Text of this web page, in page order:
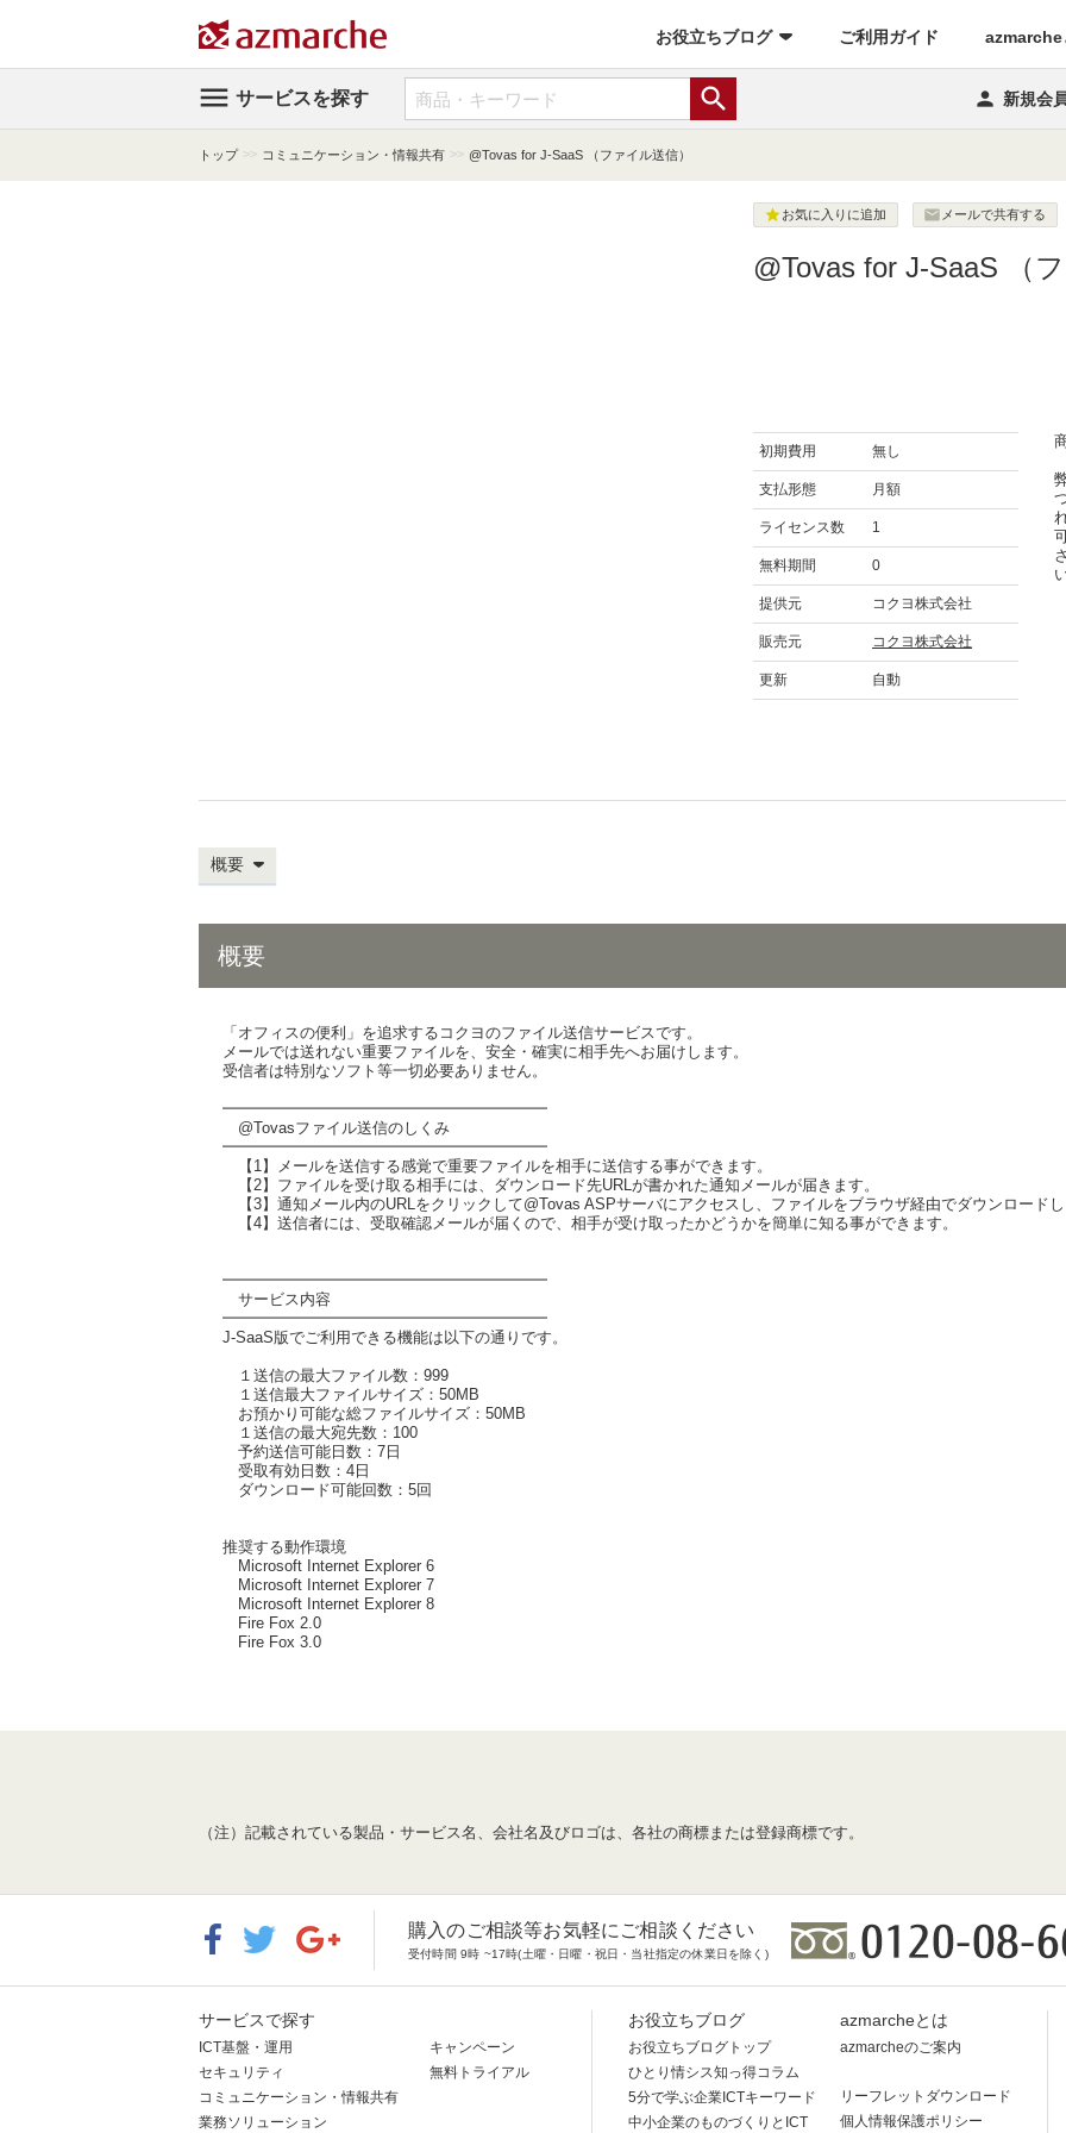
お役立ちブログ ご利用ガイド (current)azmarche
 サービスを探す   新規会
トップ >> コミュニケーション・情報共有 >> @Tovas for J-SaaS （ファイル送信）
お気に入りに追加  メールで共有する
@Tovas for J-SaaS （
初期費用 無し
支払形態 月額
ライセンス数 1
無料期間 0
提供元 コクヨ株式会社
販売元 コクヨ株式会社
更新 自動
概要
概要
「オフィスの便利」を追求するコクヨのファイル送信サービスです。
メールでは送れない重要ファイルを、安全・確実に相手先へお届けします。
受信者は特別なソフト等一切必要ありません。
━━━━━━━━━━━━━━━━━━━━━
@Tovasファイル送信のしくみ
━━━━━━━━━━━━━━━━━━━━━
【1】メールを送信する感覚で重要ファイルを相手に送信する事ができます。
【2】ファイルを受け取る相手には、ダウンロード先URLが書かれた通知メールが届きます。
【3】通知メール内のURLをクリックして@Tovas ASPサーバにアクセスし、ファイルをブラウザ経由でダウンロード
【4】送信者には、受取確認メールが届くので、相手が受け取ったかどうかを簡単に知る事ができます。
━━━━━━━━━━━━━━━━━━━━━
サービス内容
━━━━━━━━━━━━━━━━━━━━━
J-SaaS版でご利用できる機能は以下の通りです。
１送信の最大ファイル数：999
１送信最大ファイルサイズ：50MB
お預かり可能な総ファイルサイズ：50MB
１送信の最大宛先数：100
予約送信可能日数：7日
受取有効日数：4日
ダウンロード可能回数：5回
推奨する動作環境
Microsoft Internet Explorer 6
Microsoft Internet Explorer 7
Microsoft Internet Explorer 8
Fire Fox 2.0
Fire Fox 3.0
（注）記載されている製品・サービス名、会社名及びロゴは、各社の商標または登録商標です。
購入のご相談等お気軽にご相談ください
受付時間 9時 ~17時(土曜・日曜・祝日・当社指定の休業日を除く)
サービスで探す
ICT基盤・運用
セキュリティ
コミュニケーション・情報共有
業務ソリューション
キャンペーン
無料トライアル
お役立ちブログ
お役立ちブログトップ
ひとり情シス知っ得コラム
5分で学ぶ企業ICTキーワード
中小企業のものづくりとICT
azmarcheとは
azmarcheのご案内
リーフレットダウンロード
個人情報保護ポリシー